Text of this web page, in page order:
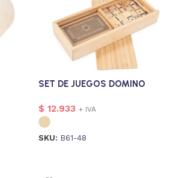
SET DE JUEGOS DOMINO
$ 12.933 + IVA
SKU: B61-48